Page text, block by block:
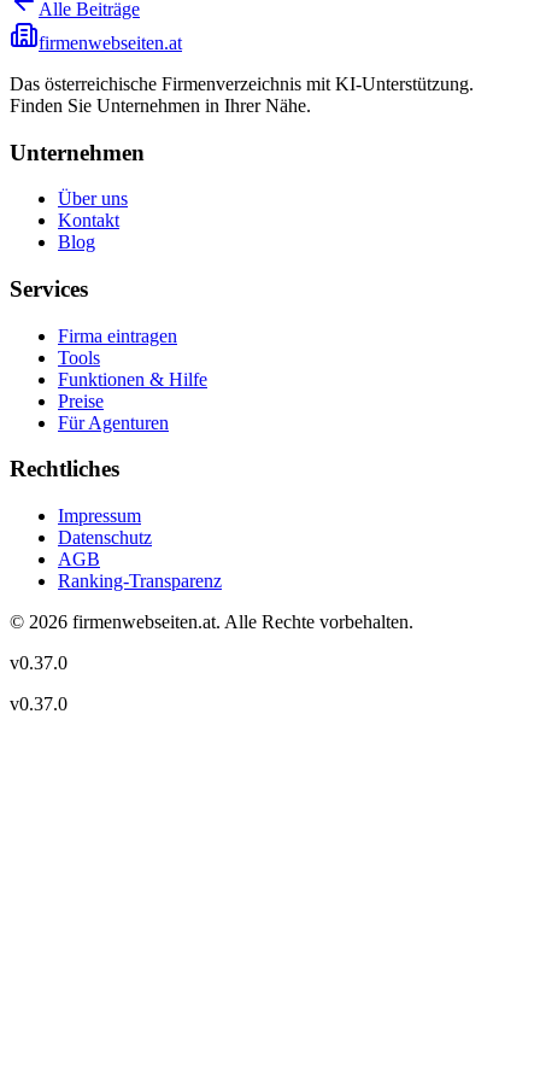
Alle Beiträge
firmenwebseiten.at
Das österreichische Firmenverzeichnis mit KI-Unterstützung.
Finden Sie Unternehmen in Ihrer Nähe.
Unternehmen
Über uns
Kontakt
Blog
Services
Firma eintragen
Tools
Funktionen & Hilfe
Preise
Für Agenturen
Rechtliches
Impressum
Datenschutz
AGB
Ranking-Transparenz
© 2026 firmenwebseiten.at. Alle Rechte vorbehalten.
v0.37.0
v0.37.0